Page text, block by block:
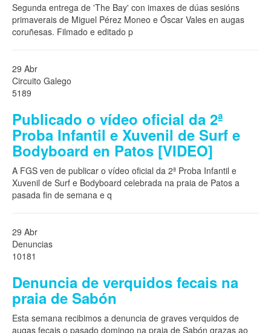
Segunda entrega de 'The Bay' con imaxes de dúas sesións
primaverais de Miguel Pérez Moneo e Óscar Vales en augas
coruñesas. Filmado e editado p
29 Abr
Circuito Galego
5189
Publicado o vídeo oficial da 2ª
Proba Infantil e Xuvenil de Surf e
Bodyboard en Patos [VIDEO]
A FGS ven de publicar o vídeo oficial da 2ª Proba Infantil e
Xuvenil de Surf e Bodyboard celebrada na praia de Patos a
pasada fin de semana e q
29 Abr
Denuncias
10181
Denuncia de verquidos fecais na
praia de Sabón
Esta semana recibimos a denuncia de graves verquidos de
augas fecais o pasado domingo na praia de Sabón grazas ao